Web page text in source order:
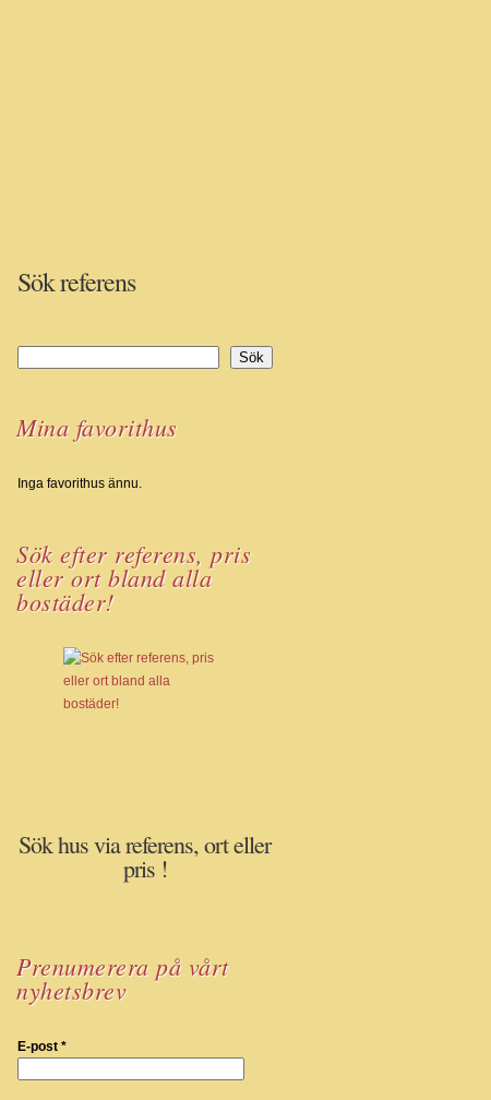
Sök referens
Sök
Mina favorithus
Inga favorithus ännu.
Sök efter referens, pris
eller ort bland alla
bostäder!
Sök hus via referens, ort eller
pris !
Prenumerera på vårt
nyhetsbrev
E-post *